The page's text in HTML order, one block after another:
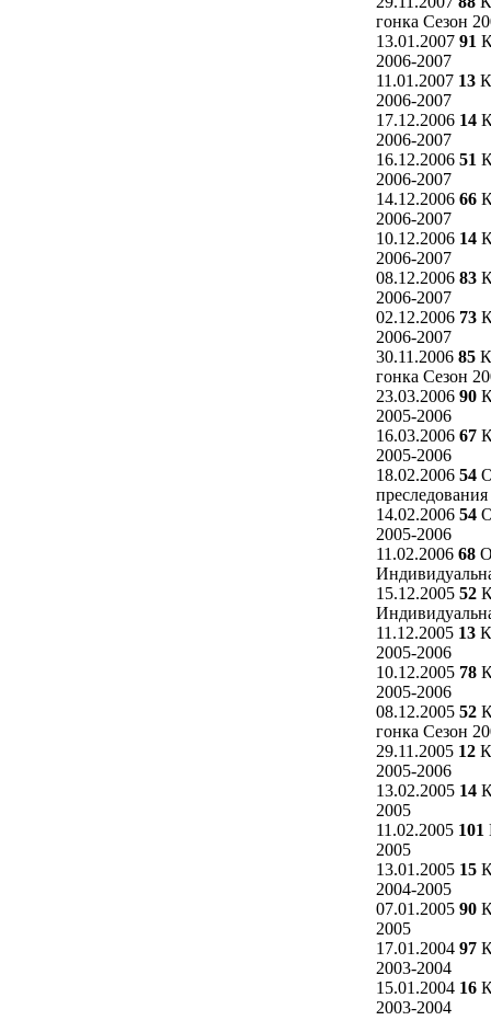
гонка Сезон
13.01.2007 91
2006-2007
11.01.2007 13
2006-2007
17.12.2006 14
2006-2007
16.12.2006 51
2006-2007
14.12.2006 66
2006-2007
10.12.2006 14
2006-2007
08.12.2006 83
2006-2007
02.12.2006 73
2006-2007
30.11.2006 85
гонка Сезон
23.03.2006 90
2005-2006
16.03.2006 67
2005-2006
18.02.2006 54
14.02.2006 54
2005-2006
11.02.2006 68
15.12.2005 52
11.12.2005 13
2005-2006
10.12.2005 78
2005-2006
08.12.2005 52
гонка Сезон
29.11.2005 12
2005-2006
13.02.2005 14
2005
11.02.2005 101
2005
13.01.2005 15
2004-2005
07.01.2005 90
2005
17.01.2004 97
2003-2004
15.01.2004 16
2003-2004